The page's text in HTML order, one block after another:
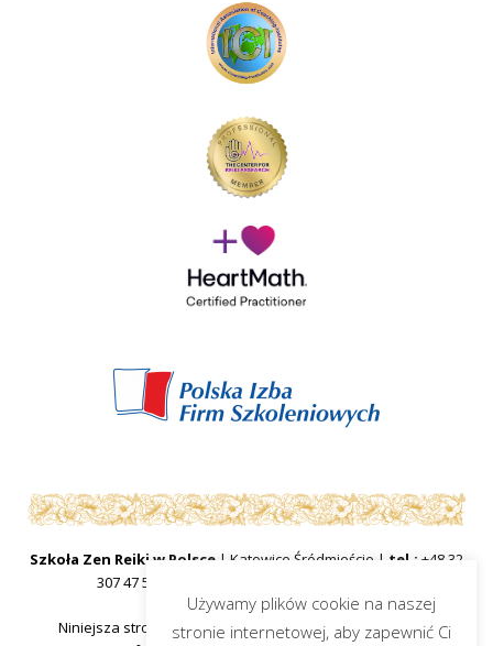
Szkoła Zen Reiki w Polsce | Katowice Śródmieście | tel.: +48 32
307 47 57
Niniejsza strona internetowa ma charakter informacyjny
Używamy plików cookie na naszej
stronie internetowej, aby zapewnić Ci